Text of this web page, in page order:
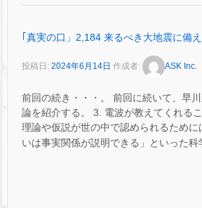
｢真実の口」2,184 来るべき大地震に備
投稿日: 2024年6月14日 作成者: ASK Inc.
前回の続き・・・。 前回に続いて、早
論を紹介する。 3. 電波が教えてくれる
理論や仮説が世の中で認められるために
いは事実関係が説明できる」といった科